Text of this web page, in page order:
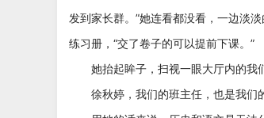
发到家长群。”她连看都没看，一边淡
练习册，“交了卷子的可以提前下课。”
她抬起眸子，扫视一眼大厅内的我们
徐秋婷，我们的班主任，也是我们的